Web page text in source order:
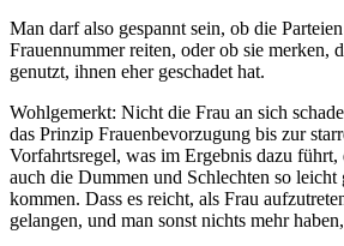
Man darf also gespannt sein, ob die
Frauennummer reiten, oder ob sie merken,
genutzt, ihnen eher geschadet hat.
Wohlgemerkt: Nicht die Frau an sich
das Prinzip Frauenbevorzugung bis zur
Vorfahrtsregel, was im Ergebnis dazu führt,
auch die Dummen und Schlechten so leicht
kommen. Dass es reicht, als Frau
gelangen, und man sonst nichts mehr